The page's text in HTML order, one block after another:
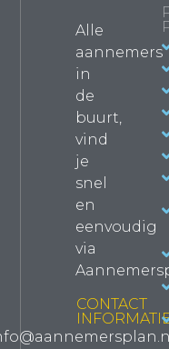
Alle
aannemers
in
de
buurt,
vind
je
snel
en
eenvoudig
via
CONTACT